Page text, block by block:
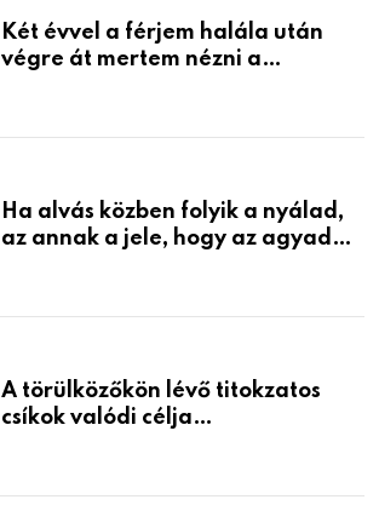
Két évvel a férjem halála után
végre át mertem nézni a
életemet
Ha alvás közben folyik a nyálad,
az annak a jele, hogy az agyad…
A törülközőkön lévő titokzatos
csíkok valódi célja…